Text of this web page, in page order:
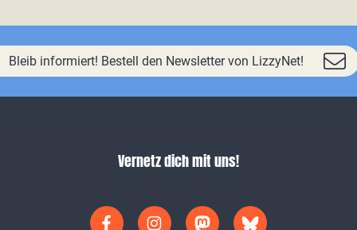
Bleib informiert! Bestell den Newsletter von LizzyNet!
Vernetz dich mit uns!